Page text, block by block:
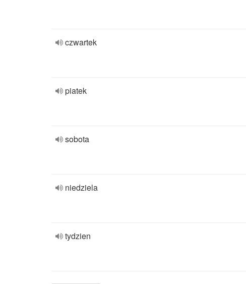
czwartek
piatek
sobota
niedziela
tydzien